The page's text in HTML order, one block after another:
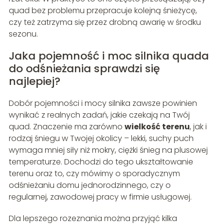
quad bez problemu przepracuje kolejną śnieżycę,
czy też zatrzyma się przez drobną awarię w środku
sezonu.
Jaka pojemność i moc silnika quada
do odśnieżania sprawdzi się
najlepiej?
Dobór pojemności i mocy silnika zawsze powinien
wynikać z realnych zadań, jakie czekają na Twój
quad. Znaczenie ma zarówno wielkość terenu, jak i
rodzaj śniegu w Twojej okolicy – lekki, suchy puch
wymaga mniej siły niż mokry, ciężki śnieg na plusowej
temperaturze. Dochodzi do tego ukształtowanie
terenu oraz to, czy mówimy o sporadycznym
odśnieżaniu domu jednorodzinnego, czy o
regularnej, zawodowej pracy w firmie usługowej.
Dla lepszego rozeznania można przyjąć kilka